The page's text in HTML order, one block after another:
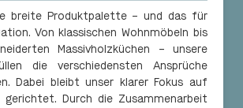
breite Produktpalette – und das für
Von klassischen Wohnmöbeln bis
Massivholzküchen – unsere
die verschiedensten Ansprüche
Dabei bleibt unser klarer Fokus auf
gerichtet. Durch die Zusammenarbeit